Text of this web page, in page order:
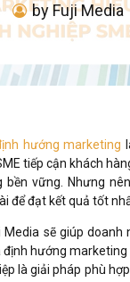
by Fuji Media
hướng marketing
tiếp cận khách
bền vững. Nhưng
để đạt kết quả tốt
Media sẽ giúp doanh
hướng marketing
là giải pháp phù